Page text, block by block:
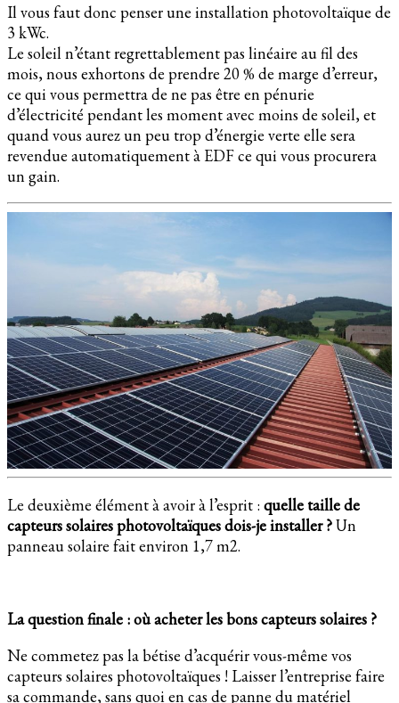
Il vous faut donc penser une installation photovoltaïque de
3 kWc.
Le soleil n’étant regrettablement pas linéaire au fil des
mois, nous exhortons de prendre 20 % de marge d’erreur,
ce qui vous permettra de ne pas être en pénurie
d’électricité pendant les moment avec moins de soleil, et
quand vous aurez un peu trop d’énergie verte elle sera
revendue automatiquement à EDF ce qui vous procurera
un gain.
Le deuxième élément à avoir à l’esprit : quelle taille de
capteurs solaires photovoltaïques dois-je installer ?Un
panneau solaire fait environ 1,7 m2.
La question finale : où acheter les bons capteurs solaires ?
Ne commetez pas la bétise d’acquérir vous-même vos
capteurs solaires photovoltaïques ! Laisser l’entreprise faire
sa commande, sans quoi en cas de panne du matériel